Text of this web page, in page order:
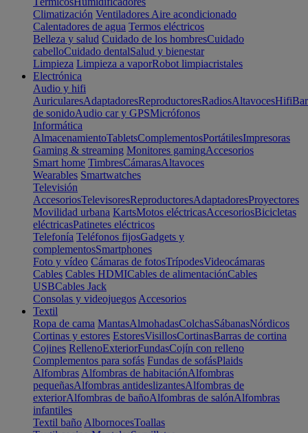
Climatización Ventiladores Aire acondicionado
Calentadores de agua Termos eléctricos
Belleza y salud Cuidado de los hombresCuidado
cabelloCuidado dentalSalud y bienestar
Limpieza Limpieza a vaporRobot limpiacristales
Electrónica
Audio y hifi
AuricularesAdaptadoresReproductoresRadiosAltavocesHifi
de sonidoAudio car y GPSMicrófonos
Informática
AlmacenamientoTabletsComplementosPortátilesImpresoras
Gaming & streaming Monitores gamingAccesorios
Smart home TimbresCámarasAltavoces
Wearables Smartwatches
Televisión
AccesoriosTelevisoresReproductoresAdaptadoresProyectores
Movilidad urbana KartsMotos eléctricasAccesoriosBicicletas
eléctricasPatinetes eléctricos
Telefonía Teléfonos fijosGadgets y
complementosSmartphones
Foto y vídeo Cámaras de fotosTrípodesVideocámaras
Cables Cables HDMICables de alimentaciónCables
USBCables Jack
Consolas y videojuegos Accesorios
Textil
Ropa de cama MantasAlmohadasColchasSábanasNórdicos
Cortinas y estores EstoresVisillosCortinasBarras de cortina
Cojines RellenoExteriorFundasCojín con relleno
Complementos para sofás Fundas de sofásPlaids
Alfombras Alfombras de habitaciónAlfombras
pequeñasAlfombras antideslizantesAlfombras de
exteriorAlfombras de bañoAlfombras de salónAlfombras
infantiles
Textil baño AlbornocesToallas